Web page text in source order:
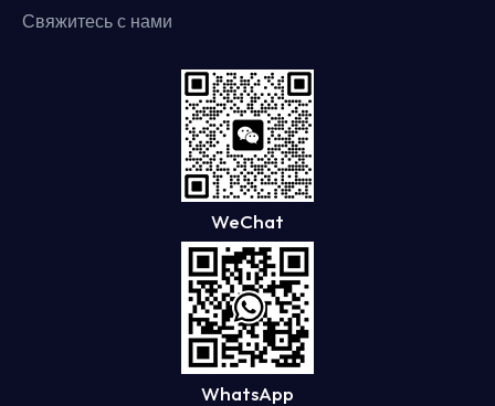
Свяжитесь с нами
WeChat
WhatsApp